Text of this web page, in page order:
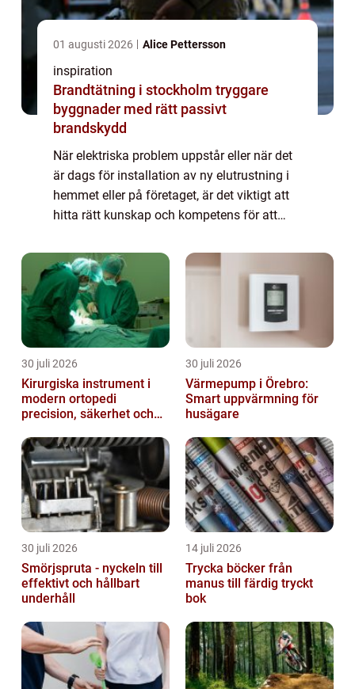
01 augusti 2026 Alice Pettersson
inspiration
Brandtätning i stockholm tryggare
byggnader med rätt passivt
brandskydd
När elektriska problem uppstår eller när det
är dags för installation av ny elutrustning i
hemmet eller på företaget, är det viktigt att
hitta rätt kunskap och kompetens för att
30 juli 2026
Kirurgiska instrument i
modern ortopedi
precision, säkerhet och
30 juli 2026
Värmepump i Örebro:
Smart uppvärmning för
husägare
30 juli 2026
Smörjspruta - nyckeln till
effektivt och hållbart
underhåll
14 juli 2026
Trycka böcker från
manus till färdig tryckt
bok